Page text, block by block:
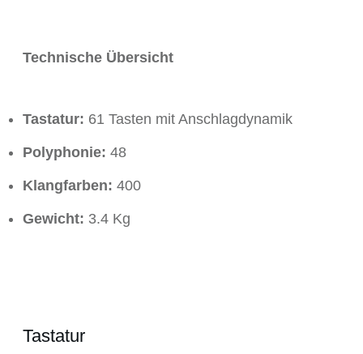
Technische Übersicht
Tastatur: 61 Tasten mit Anschlagdynamik
Polyphonie: 48
Klangfarben: 400
Gewicht: 3.4 Kg
Tastatur